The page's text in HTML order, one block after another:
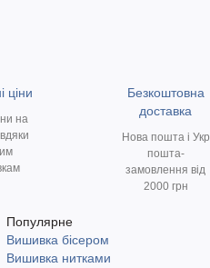
ціни
на
Безкоштовна
доставка
Нова пошта і Укр
пошта-
замовлення від
2000 грн
Популярне
Вишивка бісером
Вишивка нитками